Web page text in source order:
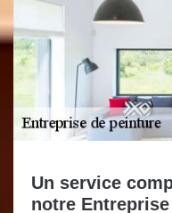
Un service
notre